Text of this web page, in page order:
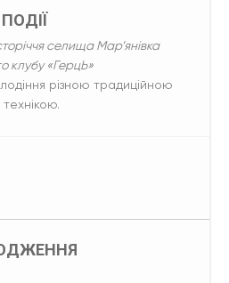
селища Мар’янівка
клубу «ГерцЬ»
різною традиційною